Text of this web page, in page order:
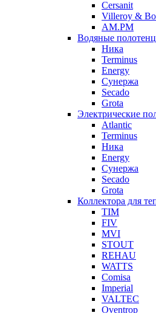
Cersanit
Villeroy &
AM.PM
Водяные
Ника
Terminus
Energy
Сунержа
Secado
Grota
Электрические
Atlantic
Terminus
Ника
Energy
Сунержа
Secado
Grota
Коллектора для
TIM
FIV
MVI
STOUT
REHAU
WATTS
Comisa
Imperial
VALTEC
Oventrop